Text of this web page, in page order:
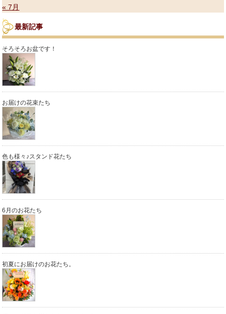
« 7月
最新記事
そろそろお盆です！
お届けの花束たち
色も様々♪スタンド花たち
6月のお花たち
初夏にお届けのお花たち。